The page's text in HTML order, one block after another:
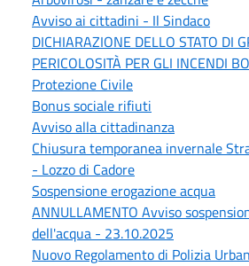
Avviso ai cittadini - Il Sindaco
DICHIARAZIONE DELLO STATO DI
PERICOLOSITÀ PER GLI INCENDI
Protezione Civile
Bonus sociale rifiuti
Avviso alla cittadinanza
Chiusura temporanea invernale
- Lozzo di Cadore
Sospensione erogazione acqua
ANNULLAMENTO Avviso
dell'acqua - 23.10.2025
Nuovo Regolamento di Polizia